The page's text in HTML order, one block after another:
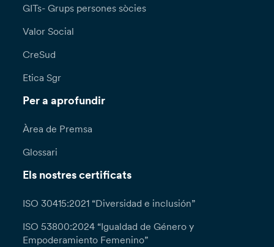
GITs- Grups persones sòcies
Valor Social
CreSud
Etica Sgr
Per a aprofundir
Àrea de Premsa
Glossari
Els nostres certificats
ISO 30415:2021 “Diversidad e inclusión”
ISO 53800:2024 “Igualdad de Género y
Empoderamiento Femenino”